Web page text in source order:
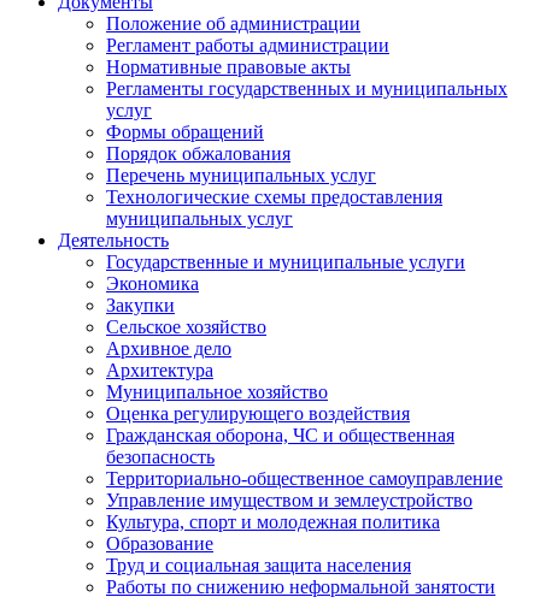
Положение об администрации
Регламент работы администрации
Нормативные правовые акты
Регламенты государственных и муниципальных
услуг
Формы обращений
Порядок обжалования
Перечень муниципальных услуг
Технологические схемы предоставления
муниципальных услуг
Деятельность
Государственные и муниципальные услуги
Экономика
Закупки
Сельское хозяйство
Архивное дело
Архитектура
Муниципальное хозяйство
Оценка регулирующего воздействия
Гражданская оборона, ЧС и общественная
безопасность
Территориально-общественное самоуправление
Управление имуществом и землеустройство
Культура, спорт и молодежная политика
Образование
Труд и социальная защита населения
Работы по снижению неформальной занятости